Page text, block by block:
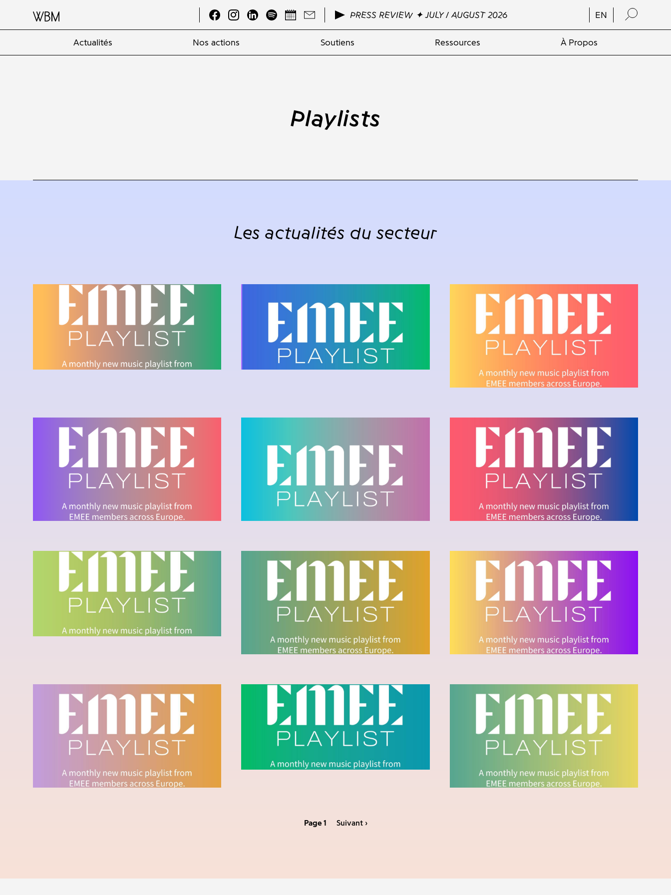
PRESS REVIEW ✦ JULY / AUGUST 2026 EN
Actualités Nos actions Soutiens Ressources À Propos
Playlists
Les actualités du secteur
EMEE PLAYLIST - ETÉ 2026
Ecouter la playlist sur Spotify
EMEE PLAYLIST - MAY 2026
Ecouter la playlist sur Spotify
EMEE PLAYLIST - APRIL
2026
EMEE PLAYLIST -
FEBRUARY 2026
EMEE PLAYLIST - JANUARY
Ecouter la playlist sur Spotify
EMEE PLAYLIST -
NOVEMBER 2025
EMEE PLAYLIST - MAY 2025
Ecouter la playlist sur Spotify
EMEE PLAYLIST -
FEBRUARY 2025
EMEE PLAYLIST - JANUARY
2025
EMEE PLAYLIST - JUNE
2024
EMEE PLAYLIST - MAY 2024
Ecouter la playlist sur Spotify
EMEE PLAYLIST - APRIL
2024
Page 1 Suivant ›